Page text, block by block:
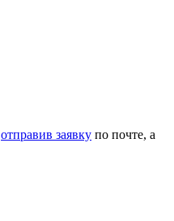
отправив заявку по почте, а